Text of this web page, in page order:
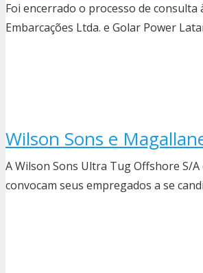
Foi encerrado o processo de
Embarcações Ltda. e Golar Power
Wilson Sons e
A Wilson Sons Ultra Tug Offshore S/A
convocam seus empregados a se